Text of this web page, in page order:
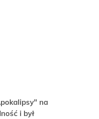
na
i był